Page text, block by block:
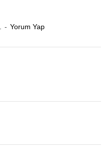
- Yorum Yap